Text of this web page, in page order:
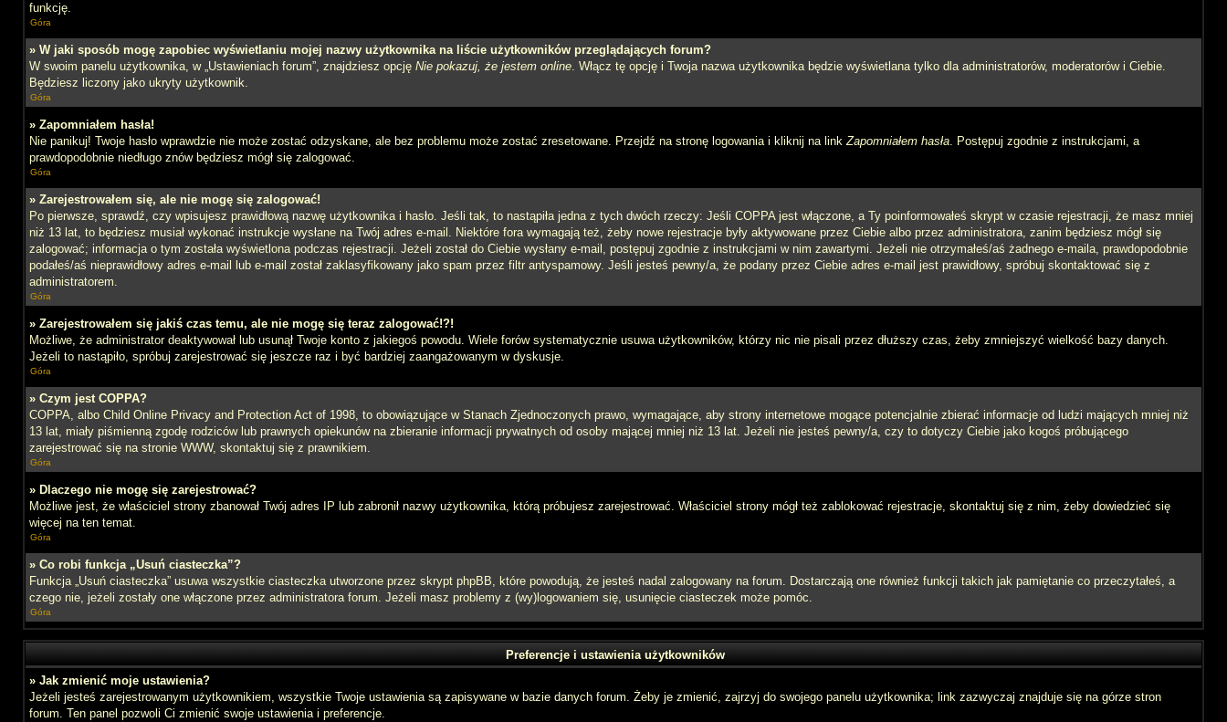
funkcję.
Góra
» W jaki sposób mogę zapobiec wyświetlaniu mojej nazwy użytkownika na liście użytkowników przeglądających forum?
W swoim panelu użytkownika, w „Ustawieniach forum”, znajdziesz opcję Nie pokazuj, że jestem online. Włącz tę opcję i Twoja nazwa użytkownika będzie wyświetlana tylko dla administratorów, moderatorów i Ciebie.
Będziesz liczony jako ukryty użytkownik.
Góra
» Zapomniałem hasła!
Nie panikuj! Twoje hasło wprawdzie nie może zostać odzyskane, ale bez problemu może zostać zresetowane. Przejdź na stronę logowania i kliknij na linkZapomniałem hasła. Postępuj zgodnie z instrukcjami, a
prawdopodobnie niedługo znów będziesz mógł się zalogować.
Góra
» Zarejestrowałem się, ale nie mogę się zalogować!
Po pierwsze, sprawdź, czy wpisujesz prawidłową nazwę użytkownika i hasło. Jeśli tak, to nastąpiła jedna z tych dwóch rzeczy: Jeśli COPPA jest włączone, a Ty poinformowałeś skrypt w czasie rejestracji, że masz mniej
niż 13 lat, to będziesz musiał wykonać instrukcje wysłane na Twój adres e-mail. Niektóre fora wymagają też, żeby nowe rejestracje były aktywowane przez Ciebie albo przez administratora, zanim będziesz mógł się
zalogować; informacja o tym została wyświetlona podczas rejestracji. Jeżeli został do Ciebie wysłany e-mail, postępuj zgodnie z instrukcjami w nim zawartymi. Jeżeli nie otrzymałeś/aś żadnego e-maila, prawdopodobnie
podałeś/aś nieprawidłowy adres e-mail lub e-mail został zaklasyfikowany jako spam przez filtr antyspamowy. Jeśli jesteś pewny/a, że podany przez Ciebie adres e-mail jest prawidłowy, spróbuj skontaktować się z
administratorem.
Góra
» Zarejestrowałem się jakiś czas temu, ale nie mogę się teraz zalogować!?!
Możliwe, że administrator deaktywował lub usunął Twoje konto z jakiegoś powodu. Wiele forów systematycznie usuwa użytkowników, którzy nic nie pisali przez dłuższy czas, żeby zmniejszyć wielkość bazy danych.
Jeżeli to nastąpiło, spróbuj zarejestrować się jeszcze raz i być bardziej zaangażowanym w dyskusje.
Góra
» Czym jest COPPA?
COPPA, albo Child Online Privacy and Protection Act of 1998, to obowiązujące w Stanach Zjednoczonych prawo, wymagające, aby strony internetowe mogące potencjalnie zbierać informacje od ludzi mających mniej niż
13 lat, miały piśmienną zgodę rodziców lub prawnych opiekunów na zbieranie informacji prywatnych od osoby mającej mniej niż 13 lat. Jeżeli nie jesteś pewny/a, czy to dotyczy Ciebie jako kogoś próbującego
zarejestrować się na stronie WWW, skontaktuj się z prawnikiem.
Góra
» Dlaczego nie mogę się zarejestrować?
Możliwe jest, że właściciel strony zbanował Twój adres IP lub zabronił nazwy użytkownika, którą próbujesz zarejestrować. Właściciel strony mógł też zablokować rejestracje, skontaktuj się z nim, żeby dowiedzieć się
więcej na ten temat.
Góra
» Co robi funkcja „Usuń ciasteczka”?
Funkcja „Usuń ciasteczka” usuwa wszystkie ciasteczka utworzone przez skrypt phpBB, które powodują, że jesteś nadal zalogowany na forum. Dostarczają one również funkcji takich jak pamiętanie co przeczytałeś, a
czego nie, jeżeli zostały one włączone przez administratora forum. Jeżeli masz problemy z (wy)logowaniem się, usunięcie ciasteczek może pomóc.
Góra
Preferencje i ustawienia użytkowników
» Jak zmienić moje ustawienia?
Jeżeli jesteś zarejestrowanym użytkownikiem, wszystkie Twoje ustawienia są zapisywane w bazie danych forum. Żeby je zmienić, zajrzyj do swojego panelu użytkownika; link zazwyczaj znajduje się na górze stron
forum. Ten panel pozwoli Ci zmienić swoje ustawienia i preferencje.